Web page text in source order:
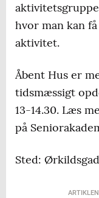
hvor man kan
aktivitet.
Åbent Hus er
tidsmæssigt
13-14.30. Læs
på
Sted: